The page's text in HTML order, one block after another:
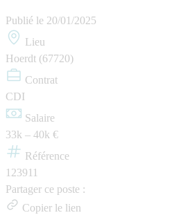
Publié le 20/01/2025
Lieu
Hoerdt (67720)
Contrat
CDI
Salaire
33k – 40k €
Référence
123911
Partager ce poste :
Copier le lien